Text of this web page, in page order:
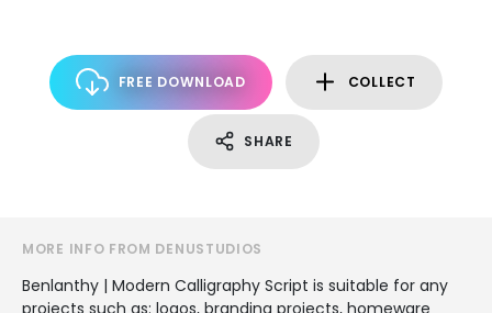
FREE DOWNLOAD COLLECT
SHARE
MORE INFO FROM DENUSTUDIOS
Benlanthy | Modern Calligraphy Script is suitable for any
projects such as: logos, branding projects, homeware